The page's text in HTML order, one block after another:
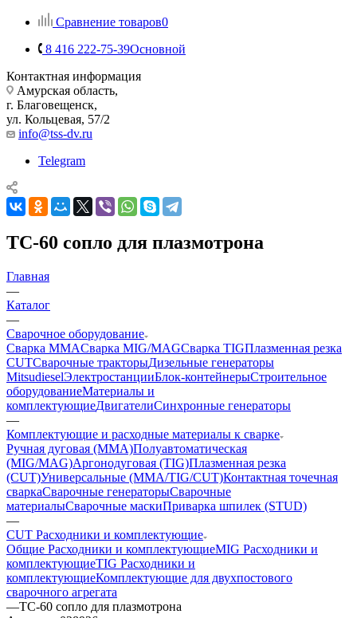
Сравнение товаров0
8 416 222-75-39Основной
Контактная информация
Амурская область,
г. Благовещенск,
ул. Кольцевая, 57/2
info@tss-dv.ru
Telegram
ТС-60 сопло для плазмотрона
Главная
—
Каталог
—
Сварочное оборудование
Сварка MMAСварка MIG/MAGСварка TIGПлазменная резка
CUTСварочные тракторыДизельные генераторы
MitsudieselЭлектростанцииБлок-контейнерыСтроительное
оборудованиеМатериалы и
комплектующиеДвигателиСинхронные генераторы
—
Комплектующие и расходные материалы к сварке
Ручная дуговая (MMA)Полуавтоматическая
(MIG/MAG)Аргонодуговая (TIG)Плазменная резка
(CUT)Универсальные (MMA/TIG/CUT)Контактная точечная
сваркаСварочные генераторыСварочные
материалыСварочные маскиПриварка шпилек (STUD)
—
CUT Расходники и комплектующие
Общие Расходники и комплектующиеMIG Расходники и
комплектующиеTIG Расходники и
комплектующиеКомплектующие для двухпостового
сварочного агрегата
—ТС-60 сопло для плазмотрона